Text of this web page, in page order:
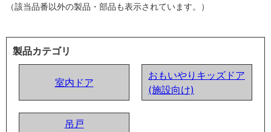
（該当品番以外の製品・部品も表示されています。）
製品カテゴリ
室内ドア
おもいやりキッズドア
(施設向け)
吊戸